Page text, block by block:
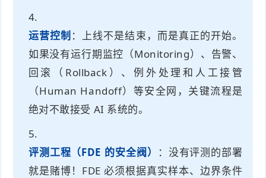
运营控制 ：上线不是结束，而是真正的开始。
如果没有运行期监控（Monitoring）、告警、
回滚（Rollback）、例外处理和人工接管
（Human Handoff）等安全网，关键流程是
绝对不敢接受 AI 系统的。
评测工程（FDE 的安全阀）
：没有评测的部署
就是赌博！FDE 必须根据真实样本、边界条件